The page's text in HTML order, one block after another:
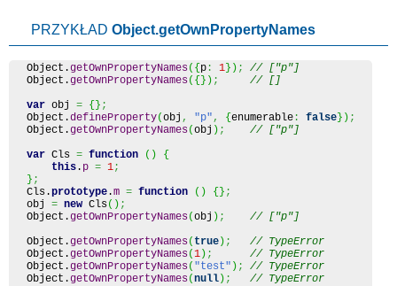
PRZYKŁAD Object.getOwnPropertyNames
Object .getOwnPropertyNames( {p : 1} ) ;
// ["p"]
Object .getOwnPropertyNames( {} ) ;
// []
var obj = {} ;
Object .defineProperty(obj , "p" , {enumerable : false} ) ;
Object .getOwnPropertyNames(obj ) ;
// ["p"]
var Cls = function ( )
{
this . p = 1;
} ;
Cls.prototype .m = function ( ) {} ;
obj = new Cls( ) ;
Object .getOwnPropertyNames(obj ) ;
// ["p"]
Object .getOwnPropertyNames( true) ;
// TypeError
Object .getOwnPropertyNames(1) ;
// TypeError
Object .getOwnPropertyNames( "test" ) ;
// TypeError
Object .getOwnPropertyNames(null) ; // TypeError